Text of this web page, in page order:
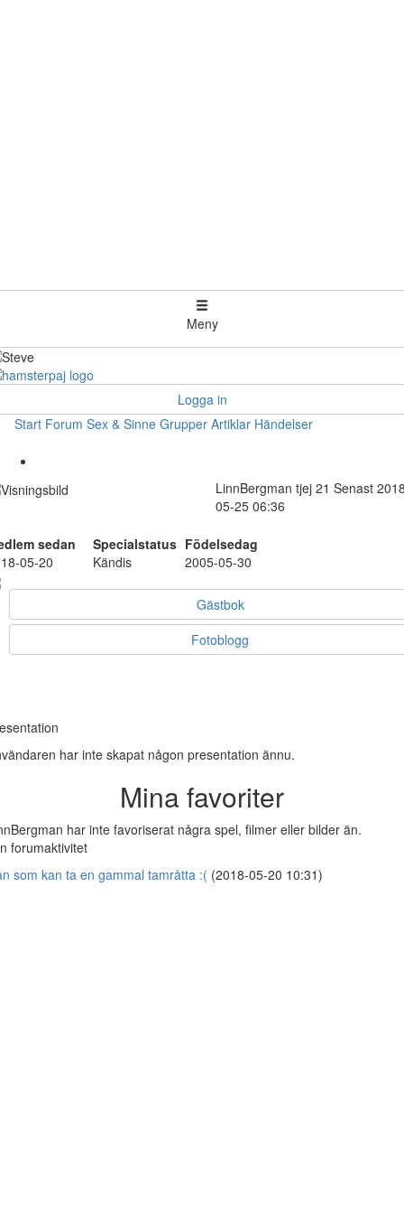
Meny
Logga in
Start Forum Sex & Sinne Grupper Artiklar Händelser
LinnBergman tjej 21 Senast
05-25 06:36
sedan Specialstatus Födelsedag
05-20
Kändis 2005-05-30
Gästbok
Fotoblogg
har inte skapat någon presentation ännu.
Mina favoriter
har inte favoriserat några spel, filmer eller bilder än.
forumaktivitet
som kan ta en gammal tamråtta :( (2018-05-20 10:31)